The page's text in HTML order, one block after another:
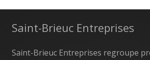
Saint-Brieuc Entreprises
Saint-Brieuc Entreprises regroupe